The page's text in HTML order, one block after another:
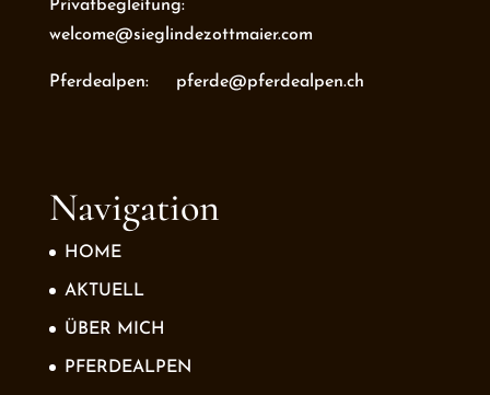
Privatbegleitung:
welcome@sieglindezottmaier.com
Pferdealpen: pferde@pferdealpen.ch
Navigation
HOME
AKTUELL
ÜBER MICH
PFERDEALPEN